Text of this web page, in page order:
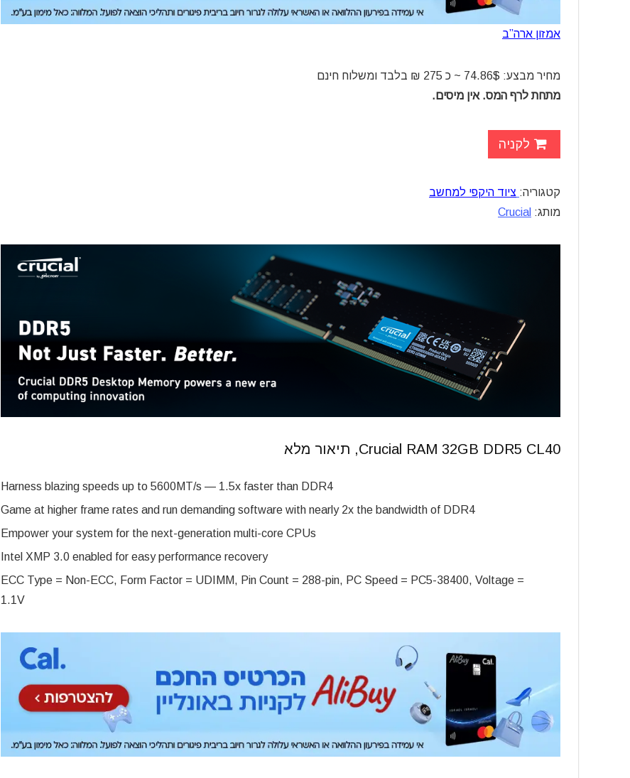
אמזון ארה”ב
מחיר מבצע: 74.86$ ~ כ 275 ₪ בלבד ומשלוח חינם
מתחת לרף המס. אין מיסים.
לקניה
קטגוריה: ציוד היקפי למחשב
מותג: Crucial
Crucial RAM 32GB DDR5 CL40, תיאור מלא
Harness blazing speeds up to 5600MT/s — 1.5x faster than DDR4
Game at higher frame rates and run demanding software with nearly 2x the bandwidth of DDR4
Empower your system for the next-generation multi-core CPUs
Intel XMP 3.0 enabled for easy performance recovery
ECC Type = Non-ECC, Form Factor = UDIMM, Pin Count = 288-pin, PC Speed = PC5-38400, Voltage =
1.1V